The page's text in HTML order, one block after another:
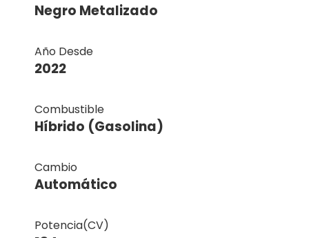
Negro Metalizado
Año Desde
2022
Combustible
Híbrido (Gasolina)
Cambio
Automático
Potencia(CV)